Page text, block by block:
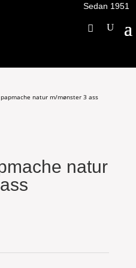
Sedan 1951
natur m/mønster 3 ass
natur